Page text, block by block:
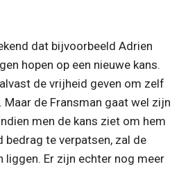
dat bijvoorbeeld Adrien
hopen op een nieuwe kans.
de vrijheid geven om zelf
Maar de Fransman gaat wel zijn
men de kans ziet om hem
bedrag te verpatsen, zal de
liggen. Er zijn echter nog meer